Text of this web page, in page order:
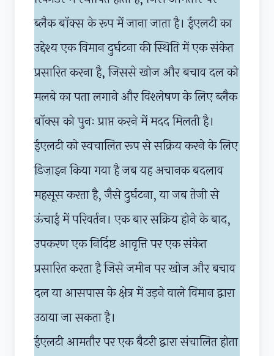
ब्लैक बॉक्स के रूप में जाना जाता है। ईएलटी का
उद्देश्य एक विमान दुर्घटना की स्थिति में एक संकेत
प्रसारित करना है, जिससे खोज और बचाव दल को
मलबे का पता लगाने और विश्लेषण के लिए ब्लैक
बॉक्स को पुनः प्राप्त करने में मदद मिलती है।
ईएलटी को स्वचालित रूप से सक्रिय करने के लिए
डिज़ाइन किया गया है जब यह अचानक बदलाव
महसूस करता है, जैसे दुर्घटना, या जब तेजी से
ऊंचाई में परिवर्तन। एक बार सक्रिय होने के बाद,
उपकरण एक निर्दिष्ट आवृत्ति पर एक संकेत
प्रसारित करता है जिसे जमीन पर खोज और बचाव
दल या आसपास के क्षेत्र में उड़ने वाले विमान द्वारा
उठाया जा सकता है।
ईएलटी आमतौर पर एक बैटरी द्वारा संचालित होता